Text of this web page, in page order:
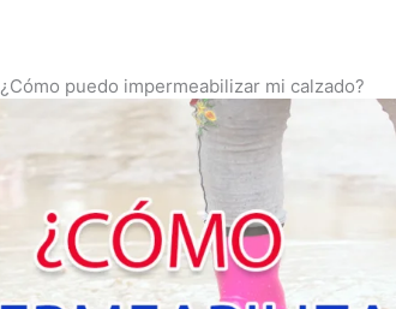
¿Cómo puedo impermeabilizar mi calzado?